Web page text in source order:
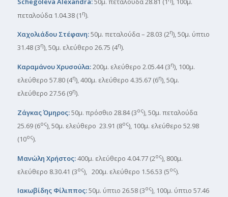
πεταλούδα 1.04.38 (1 η).
Χαχολιάδου Στέφανη:50μ. πεταλούδα – 28.03 (2η), 50μ. ύπτιο
31.48 (3η), 50μ. ελεύθερο 26.75 (4η).
Καραμάνου Χρυσούλα:200μ. ελεύθερο 2.05.44 (3η), 100μ.
ελεύθερο 57.80 (4η), 400μ. ελεύθερο 4.35.67 (6η), 50μ.
ελεύθερο 27.56 (9η).
Ζάγκας Όμηρος:50μ. πρόσθιο 28.84 (3ος), 50μ. πεταλούδα
25.69 (6ος), 50μ. ελεύθερο 23.91 (8ος), 100μ. ελεύθερο 52.98
(10ος).
Μανώλη Χρήστος:400μ. ελεύθερο 4.04.77 (2ος), 800μ.
ελεύθερο 8.30.41 (3ος), 200μ. ελεύθερο 1.56.53 (5ος).
Ιακωβίδης Φίλιππος:50μ. ύπτιο 26.58 (3ος), 100μ. ύπτιο 57.46